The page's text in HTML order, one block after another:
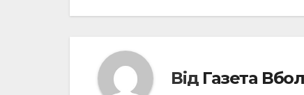
Від Газета